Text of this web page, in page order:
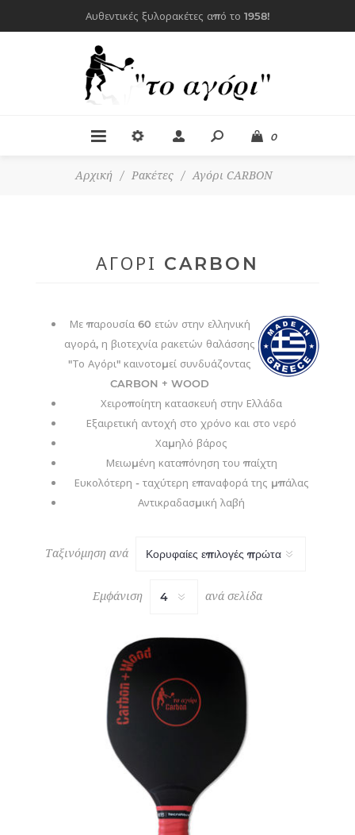
Αυθεντικές ξυλορακέτες από το 1958!
0
Αρχική / Ρακέτες / Αγόρι CARBON
ΑΓΌΡΙ CARBON
Με παρουσία 60 ετών στην ελληνική
αγορά, η βιοτεχνία ρακετών θαλάσσης
"Το Αγόρι" καινοτομεί συνδυάζοντας
CARBON + WOOD
Χειροποίητη κατασκευή στην Ελλάδα
Εξαιρετική αντοχή στο χρόνο και στο νερό
Χαμηλό βάρος
Μειωμένη καταπόνηση του παίχτη
Ευκολότερη - ταχύτερη επαναφορά της μπάλας
Αντικραδασμική λαβή
Ταξινόμηση ανά
Εμφάνιση ανά σελίδα